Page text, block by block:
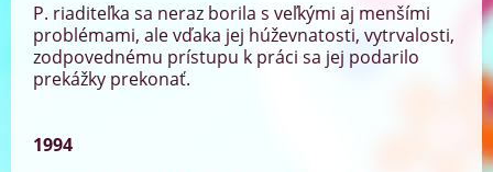
P. riaditeľka sa neraz borila s veľkými aj menšími
problémami, ale vďaka jej húževnatosti, vytrvalosti,
zodpovednému prístupu k práci sa jej podarilo
prekážky prekonať.
1994